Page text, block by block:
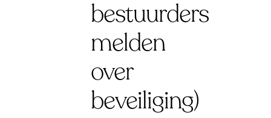
bestuurders
melden
over
beveiliging)